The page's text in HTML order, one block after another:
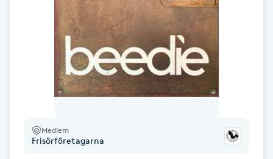
Fibromassage
Fotmassage
Medlem
Frisörföretagarna